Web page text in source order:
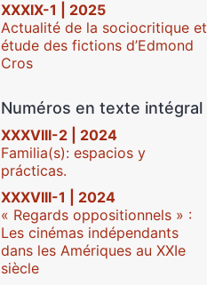
XXXIX-1 | 2025
Actualité de la sociocritique et
étude des fictions d’Edmond
Cros
Numéros en texte intégral
XXXVIII-2 | 2024
Familia(s): espacios y
prácticas.
XXXVIII-1 | 2024
« Regards oppositionnels » :
Les cinémas indépendants
dans les Amériques au XXIe
siècle